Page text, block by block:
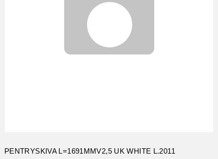
PENTRYSKIVA L=1691MMV2,5 UK WHITE L.2011